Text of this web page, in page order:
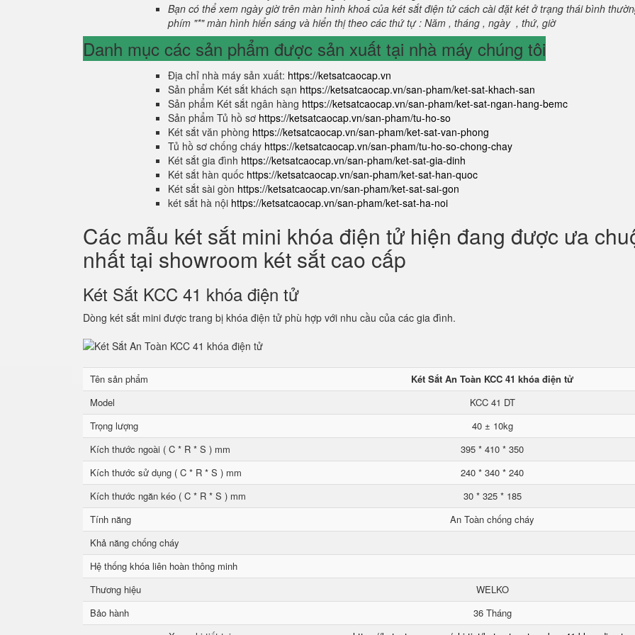
Bạn có thể xem ngày giờ trên màn hình khoá của két sắt điện tử cách cài đặt két ở trạng thái bình
phím "*" màn hình hiển sáng và hiển thị theo các thứ tự : Năm , tháng , ngày , thứ, giờ
Danh mục các sản phẩm được sản xuất tại nhà máy chúng tôi
Địa chỉ nhà máy sản xuất: https://ketsatcaocap.vn
Sản phẩm Két sắt khách sạn https://ketsatcaocap.vn/san-pham/ket-sat-khach-san
Sản phẩm Két sắt ngân hàng https://ketsatcaocap.vn/san-pham/ket-sat-ngan-hang-bemc
Sản phẩm Tủ hồ sơ https://ketsatcaocap.vn/san-pham/tu-ho-so
Két sắt văn phòng https://ketsatcaocap.vn/san-pham/ket-sat-van-phong
Tủ hồ sơ chống cháy https://ketsatcaocap.vn/san-pham/tu-ho-so-chong-chay
Két sắt gia đình https://ketsatcaocap.vn/san-pham/ket-sat-gia-dinh
Két sắt hàn quốc https://ketsatcaocap.vn/san-pham/ket-sat-han-quoc
Két sắt sài gòn https://ketsatcaocap.vn/san-pham/ket-sat-sai-gon
két sắt hà nội https://ketsatcaocap.vn/san-pham/ket-sat-ha-noi
Các mẫu két sắt mini khóa điện tử hiện đang được ưa
nhất tại showroom két sắt cao cấp
Két Sắt KCC 41 khóa điện tử
Dòng két sắt mini được trang bị khóa điện tử phù hợp với nhu cầu của các gia đình.
Tên sản phẩm
Két Sắt An Toàn KCC 41 khóa điện tử
Model
KCC 41 DT
Trọng lượng
40 ± 10kg
Kích thước ngoài ( C * R * S ) mm
395 * 410 * 350
Kích thước sử dụng ( C * R * S ) mm
240 * 340 * 240
Kích thước ngăn kéo ( C * R * S ) mm
30 * 325 * 185
Tính năng
An Toàn chống cháy
Khả năng chống cháy
Hệ thống khóa liên hoàn thông minh
Thương hiệu
WELKO
Bảo hành
36 Tháng